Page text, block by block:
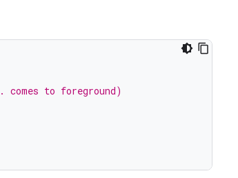
comes to foreground)